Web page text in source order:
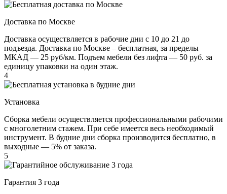
Доставка по Москве
Доставка осуществляется в рабочие дни с 10 до 21 до
подъезда. Доставка по Москве – бесплатная, за пределы
МКАД — 25 руб/км. Подъем мебели без лифта — 50 руб. за
единицу упаковки на один этаж.
4
Установка
Сборка мебели осуществляется профессиональными рабочими
с многолетним стажем. При себе имеется весь необходимый
инструмент. В будние дни сборка производится бесплатно, в
выходные — 5% от заказа.
5
Гарантия 3 года